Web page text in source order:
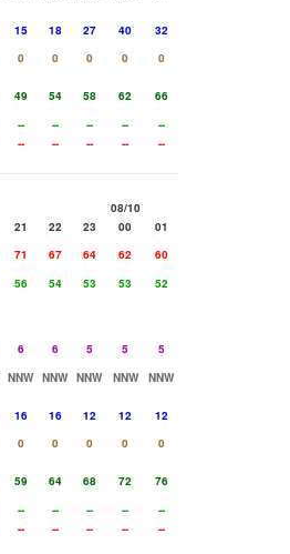
15 18 27 40
32
0 0 0 0
0
49 54 58 62
66
-- -- -- --
--
-- -- -- -- --
08/10
21 22 23 00
01
71 67 64 62
60
56 54 53 53
52
6 6 5 5
5
NNW NNW NNW NNW
NNW
16 16 12 12
12
0 0 0 0
0
59 64 68 72
76
-- -- -- --
--
-- -- -- -- --